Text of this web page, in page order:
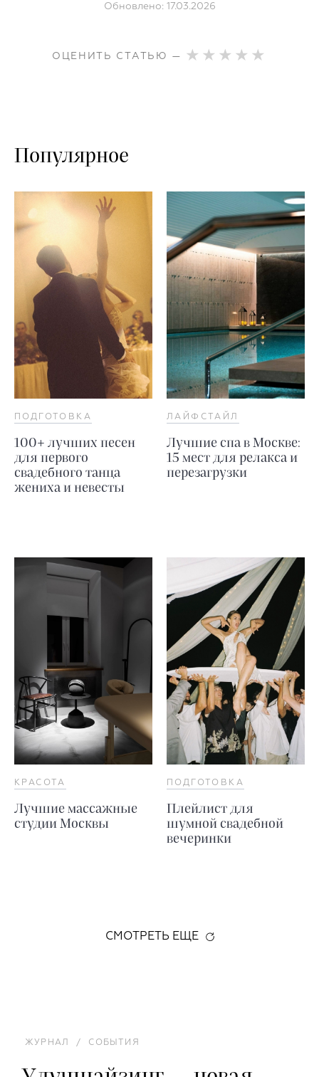
Обновлено: 17.03.2026
ОЦЕНИТЬ СТАТЬЮ —
Популярное
ПОДГОТОВКА
100+ лучших песен
для первого
свадебного танца
жениха и невесты
ЛАЙФСТАЙЛ
Лучшие спа в Москве:
15 мест для релакса и
перезагрузки
КРАСОТА
Лучшие массажные
студии Москвы
ПОДГОТОВКА
Плейлист для
шумной свадебной
вечеринки
СМОТРЕТЬ ЕЩЕ
ЖУРНАЛ / СОБЫТИЯ